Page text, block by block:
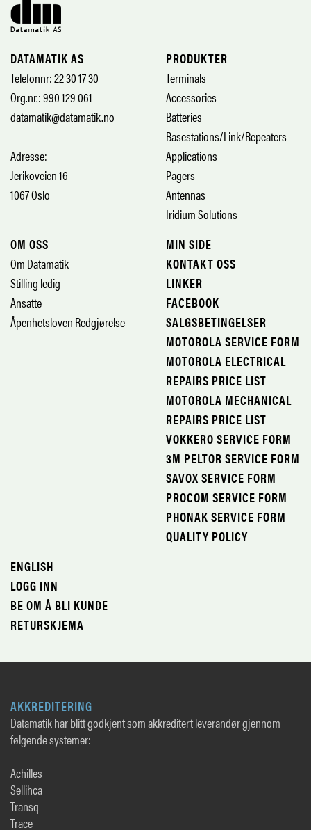
DATAMATIK AS
Telefonnr: 22 30 17 30
Org.nr.: 990 129 061
datamatik@datamatik.no
Adresse:
Jerikoveien 16
1067 Oslo
PRODUKTER
Terminals
Accessories
Batteries
Basestations/Link/Repeaters
Applications
Pagers
Antennas
Iridium Solutions
OM OSS
Om Datamatik
Stilling ledig
Ansatte
Åpenhetsloven Redgjørelse
MIN SIDE
KONTAKT OSS
LINKER
FACEBOOK
SALGSBETINGELSER
MOTOROLA SERVICE FORM
MOTOROLA ELECTRICAL
REPAIRS PRICE LIST
MOTOROLA MECHANICAL
REPAIRS PRICE LIST
VOKKERO SERVICE FORM
3M PELTOR SERVICE FORM
SAVOX SERVICE FORM
PROCOM SERVICE FORM
PHONAK SERVICE FORM
QUALITY POLICY
ENGLISH
LOGG INN
BE OM Å BLI KUNDE
RETURSKJEMA
AKKREDITERING
Datamatik har blitt godkjent som akkreditert leverandør gjennom
følgende systemer:
Achilles
Sellihca
Transq
Trace